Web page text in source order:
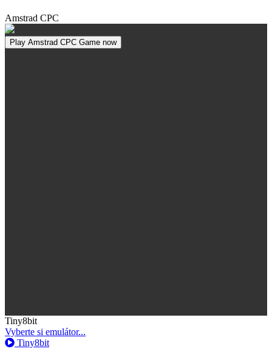
Amstrad CPC
Play Amstrad CPC Game now
Tiny8bitToggle
Dropdown
Vyberte si emulátor...
Tiny8bit